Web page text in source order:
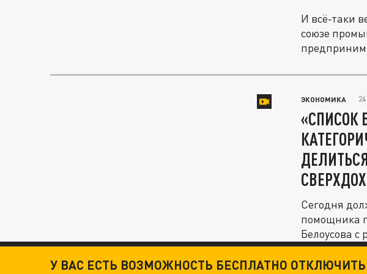
И всё-таки
союзе
ЭКОНОМИКА
«СПИСОК
Сегодня
помощника
Белоусова с
У ВАС ЕСТЬ ВОЗМОЖНОСТЬ БЕСПЛАТНО